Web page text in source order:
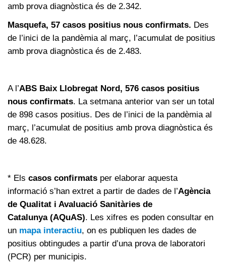
amb prova diagnòstica és de 2.342.
Masquefa, 57 casos positius nous confirmats. Des
de l’inici de la pandèmia al març, l’acumulat de positius
amb prova diagnòstica és de 2.483.
A l’ABS Baix Llobregat Nord, 576 casos positius
nous confirmats. La setmana anterior van ser un total
de 898 casos positius. Des de l’inici de la pandèmia al
març, l’acumulat de positius amb prova diagnòstica és
de 48.628.
* Els casos confirmats per elaborar aquesta
informació s’han extret a partir de dades de l’Agència
de Qualitat i Avaluació Sanitàries de
Catalunya (AQuAS). Les xifres es poden consultar en
un mapa interactiu, on es publiquen les dades de
positius obtingudes a partir d’una prova de laboratori
(PCR) per municipis.